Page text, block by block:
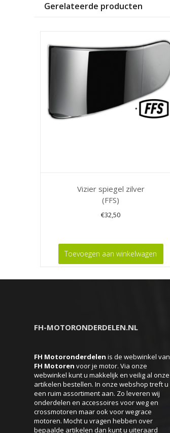
Gerelateerde producten
Vizier spiegel zilver
(FFS)
€32,50
Toevoegen aan winkelwagen
FH-MOTORONDERDELEN.NL
FH Motoronderdelen is de webwinkel van
FH Motoren voor je motor. Via onze
webwinkel kunt u makkelijk en veilig al onze
artikelen bestellen. In onze webshop treft u
een ruim assortiment aan. Zo leveren wij
onderdelen en accessoires voor weg en
crossmotoren maar ook voor wegrace
motoren. Mocht u vragen hebben over
bepaalde artikelen dan kunt u uiteraard